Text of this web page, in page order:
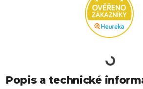
Popis a technické